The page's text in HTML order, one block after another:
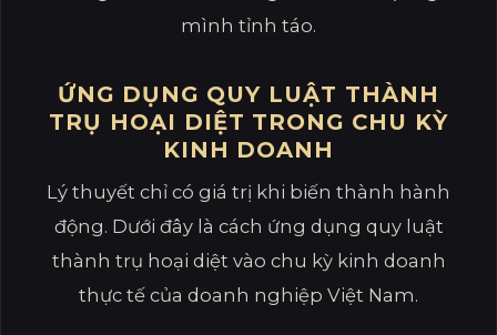
mình tỉnh táo.
ỨNG DỤNG QUY LUẬT THÀNH
TRỤ HOẠI DIỆT TRONG CHU KỲ
KINH DOANH
Lý thuyết chỉ có giá trị khi biến thành hành
động. Dưới đây là cách ứng dụng quy luật
thành trụ hoại diệt vào chu kỳ kinh doanh
thực tế của doanh nghiệp Việt Nam.